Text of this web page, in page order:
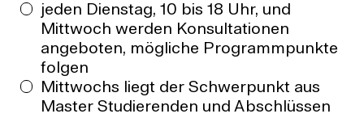
jeden Dienstag, 10 bis 18 Uhr, und
Mittwoch werden Konsultationen
angeboten, mögliche Programmpunkte
folgen
Mittwochs liegt der Schwerpunkt aus
Master Studierenden und Abschlüssen